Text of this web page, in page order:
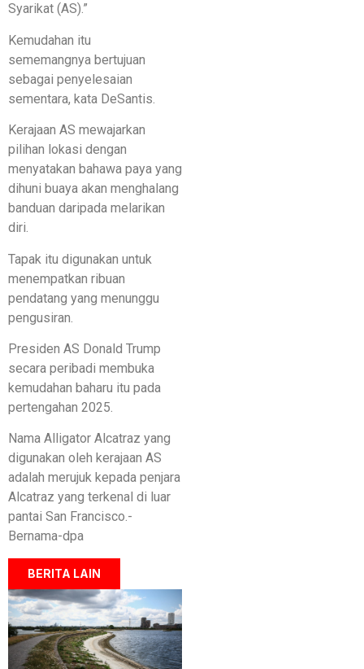
Syarikat (AS).”
Kemudahan itu
sememangnya bertujuan
sebagai penyelesaian
sementara, kata DeSantis.
Kerajaan AS mewajarkan
pilihan lokasi dengan
menyatakan bahawa paya yang
dihuni buaya akan menghalang
banduan daripada melarikan
diri.
Tapak itu digunakan untuk
menempatkan ribuan
pendatang yang menunggu
pengusiran.
Presiden AS Donald Trump
secara peribadi membuka
kemudahan baharu itu pada
pertengahan 2025.
Nama Alligator Alcatraz yang
digunakan oleh kerajaan AS
adalah merujuk kepada penjara
Alcatraz yang terkenal di luar
pantai San Francisco.-
Bernama-dpa
BERITA LAIN